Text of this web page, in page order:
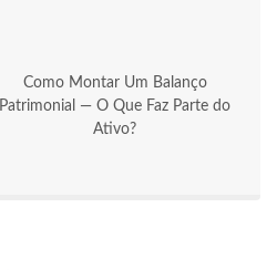
Como Montar Um Balanço
Patrimonial — O Que Faz Parte do
Ativo?